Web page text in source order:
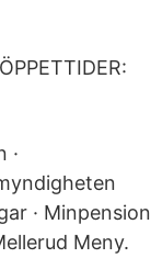
·
· Minpension
Meny.